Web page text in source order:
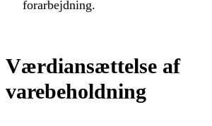
forarbejdning.
Værdiansættelse af
varebeholdning